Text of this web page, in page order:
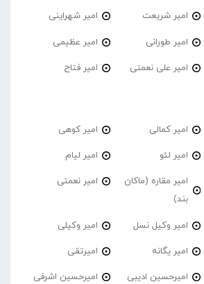
امیر شریعت امیر شهراینی
امیر طورانی امیر عظیمی
امیر علی نعمتی امیر فتاح
امیر کمالی امیر کوهی
امیر لئو امیر لیام
امیر مقاره (ماکان
بند)
امیر نعمتی
امیر وکیل نسل امیر وکیلی
امیر یگانه امیرتقی
امیرحسین ادیبی امیرحسین اشرفی